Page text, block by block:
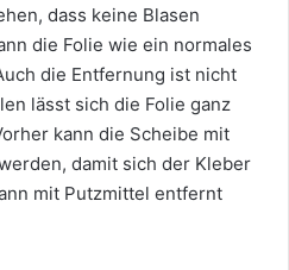
dass keine Blasen
die Folie wie ein normales
die Entfernung ist nicht
lässt sich die Folie ganz
kann die Scheibe mit
damit sich der Kleber
mit Putzmittel entfernt